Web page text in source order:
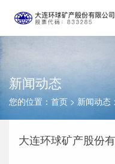
新闻动态
您的位置： 首页 > 新闻动态
大连环球矿产股份